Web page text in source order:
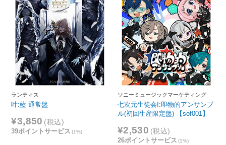
ランティス
叶:藍 通常盤
¥3,850 (税込)
39ポイントサービス (1%)
ソニーミュージックマーケティング
七次元生徒会!:即物的アンサンブ
ル(初回生産限定盤) 【sof001】
¥2,530 (税込)
26ポイントサービス (1%)